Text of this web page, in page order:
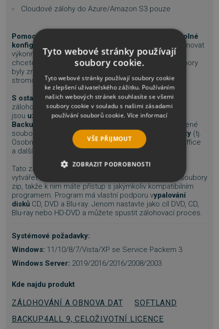
Cloudové zálohy do Azure/Amazon S3 pouze
Pomocí průvodce
libovolné
konfigurace záloh
, které si přejete. Můžete si nadefinovat
výkonné souborové filtry a naplánovat zálohy tak, jak
chcete. Po provedení zálohy můžete zjistit, jaké soubory
byly změněny od posledního zálohování pomocí
stromového zobrazení podobného průzkumníkovi.
S ostatními zálohovacími programynemusí být
zálohováníúplně úspěšné, protože některé soubory
jsou uzamčeny a brání úpravám dat.S
Backup4all
můžete zálohovat otevřené nebo uzamčené
soubory, jako jsou databáze, používané poštovní účty (tj.
Osobní složky aplikace Microsoft Outlook), soubory Office
a další.
Tato zálohovací aplikacemá podporu ZIP64
vytvářet zálohy i přes 4GB velké), vytváří standardní soubory
zip, takže k nim máte přístup s jakýmkoliv kompatibilním
programem. Program má vlastní podporu vypalování
disků CD, DVD a Blu-ray. Jenom nastavte jako cíl DVD, CD,
Blu-ray nebo HD-DVD a můžete spustit zálohovací proces.
Systémové požadavky:
Windows: 11/10/8/7/Vista/XP se Service Packem 3
Windows Server: 2019/2016/2016/2008/2003
Kde najdu produkt
ZÁLOHOVÁNÍ A OBNOVA DAT
SOFTLAND
BACKUP4ALL 9, CELOŽIVOTNÍ LICENCE
Tyto webové stránky používají
soubory cookie.
Tyto webové stránky používají soubory cookie
ke zlepšení uživatelského zážitku. Používáním
našich webových stránek souhlasíte se všemi
soubory cookie v souladu s našimi zásadami
používání souborů cookie. Více informací
VŠE PŘIJMOUT
ZOBRAZIT PODROBNOSTI
NEZBYTNĚ NUTNÉ SOUBORY
VÝKONOVÉ SOUBORY
SOUBORY CÍLENÍ
FUNKČNÍ SOUBORY
Nezbytně nutné soubory